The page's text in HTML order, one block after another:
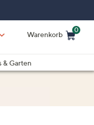
Warenkorb
0
& Garten